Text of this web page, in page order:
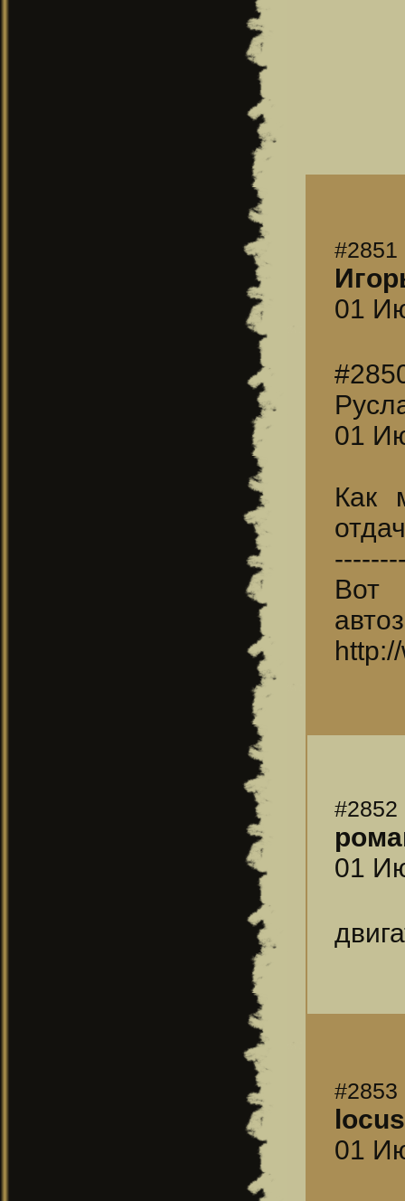
#2851
01
01
Как
Вот
#2852
01
#2853
locus
01